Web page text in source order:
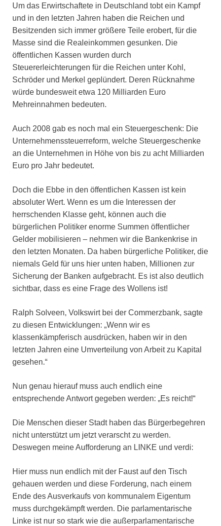
Um das Erwirtschaftete in Deutschland tobt ein Kampf
und in den letzten Jahren haben die Reichen und
Besitzenden sich immer größere Teile erobert, für die
Masse sind die Realeinkommen gesunken. Die
öffentlichen Kassen wurden durch
Steuererleichterungen für die Reichen unter Kohl,
Schröder und Merkel geplündert. Deren Rücknahme
würde bundesweit etwa 120 Milliarden Euro
Mehreinnahmen bedeuten.
Auch 2008 gab es noch mal ein Steuergeschenk: Die
Unternehmenssteuerreform, welche Steuergeschenke
an die Unternehmen in Höhe von bis zu acht Milliarden
Euro pro Jahr bedeutet.
Doch die Ebbe in den öffentlichen Kassen ist kein
absoluter Wert. Wenn es um die Interessen der
herrschenden Klasse geht, können auch die
bürgerlichen Politiker enorme Summen öffentlicher
Gelder mobilisieren – nehmen wir die Bankenkrise in
den letzten Monaten. Da haben bürgerliche Politiker, die
niemals Geld für uns hier unten haben, Millionen zur
Sicherung der Banken aufgebracht. Es ist also deutlich
sichtbar, dass es eine Frage des Wollens ist!
Ralph Solveen, Volkswirt bei der Commerzbank, sagte
zu diesen Entwicklungen: „Wenn wir es
klassenkämpferisch ausdrücken, haben wir in den
letzten Jahren eine Umverteilung von Arbeit zu Kapital
gesehen.“
Nun genau hierauf muss auch endlich eine
entsprechende Antwort gegeben werden: „Es reicht!“
Die Menschen dieser Stadt haben das Bürgerbegehren
nicht unterstützt um jetzt verarscht zu werden.
Deswegen meine Aufforderung an LINKE und verdi:
Hier muss nun endlich mit der Faust auf den Tisch
gehauen werden und diese Forderung, nach einem
Ende des Ausverkaufs von kommunalem Eigentum
muss durchgekämpft werden. Die parlamentarische
Linke ist nur so stark wie die außerparlamentarische